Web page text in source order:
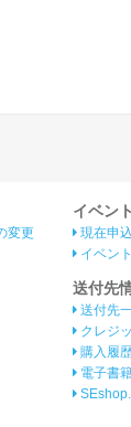
変更
イベン
現在申
イベン
送付先
送付先
クレジ
購入履
電子書